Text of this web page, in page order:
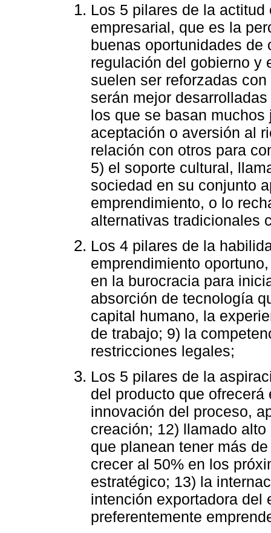
Los 5 pilares de la
empresarial, que es la
buenas oportunidades de
regulación del gobierno y
suelen ser reforzadas
serán mejor
los que se basan
aceptación o aversión al
relación con otros para
5) el soporte cultural,
sociedad en su conjunto
emprendimiento, o lo
alternativas tradicionales
Los 4 pilares de la
emprendimiento
en la burocracia para
absorción de tecnología
capital humano, la
de trabajo; 9) la
restricciones legales;
Los 5 pilares de la
del producto que
innovación del proceso,
creación; 12) llamado
que planean tener más
crecer al 50% en los
estratégico; 13) la
intención exportadora del
preferentemente